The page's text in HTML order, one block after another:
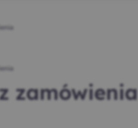
zamówienia